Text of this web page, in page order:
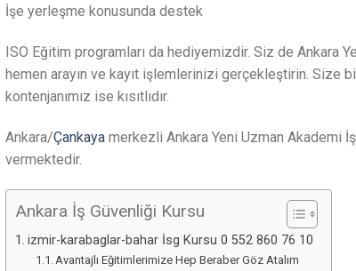
İşe yerleşme konusunda destek
ISO Eğitim programları da hediyemizdir. Siz de Ankara
hemen arayın ve kayıt işlemlerinizi gerçekleştirin. Size
kontenjanımız ise kısıtlıdır.
Ankara/Çankaya merkezli Ankara Yeni Uzman Akademi
vermektedir.
Ankara İş Güvenliği Kursu
izmir-karabaglar-bahar İsg Kursu 0 552 860 76 10
Avantajlı Eğitimlerimize Hep Beraber Göz Atalım